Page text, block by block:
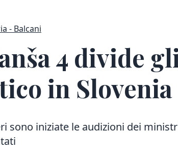
- Balcani
4 divide
in Slovenia
sono iniziate le audizioni dei